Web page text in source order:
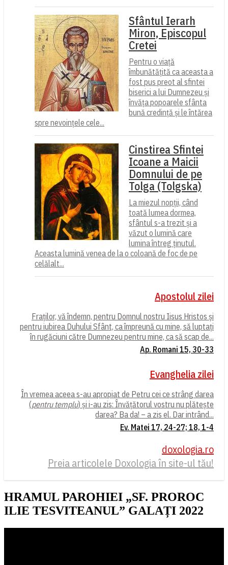
Sfântul Ierarh
Miron, Episcopul
Cretei
Pentru o viață
îmbunătățită ca aceasta a
fost pus preot al sfintei
biserici a lui Dumnezeu și
învăța popoarele sfânta
bună credință și le întărea
spre nevoințele cele...
Cinstirea Sfintei
Icoane a Maicii
Domnului de pe
Tolga (Tolgska)
La miezul nopții, când
toată lumea dormea,
sfântul s-a trezit și a
văzut o lumină care
lumina întreg ținutul.
Aceasta lumină venea de la o coloană de foc de pe
celălalt...
Apostolul zilei
Fraților, vă îndemn, pentru Domnul nostru Iisus Hristos și
pentru iubirea Duhului Sfânt, ca împreună cu mine, să luptați
în rugăciuni către Dumnezeu pentru mine, ca să scap de...
Ap. Romani 15, 30-33
Evanghelia zilei
În vremea aceea s-au apropiat de Petru cei ce strâng darea
(pentru templu) și i-au zis: Învățătorul vostru nu plătește
darea? Ba da! – a zis el. Dar intrând...
Ev. Matei 17, 24-27; 18, 1-4
doxologia.ro
Preia articolele Doxologia în site-ul tău!
HRAMUL PAROHIEI „SF. PROROC
ILIE TESVITEANUL” GALAȚI 2022